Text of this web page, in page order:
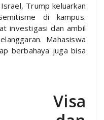
Trump keluarkan
di kampus.
investigasi dan ambil
Mahasiswa
berbahaya juga bisa
Visa